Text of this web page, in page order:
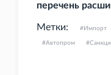
перечень
Метки: Импорт
Автопром